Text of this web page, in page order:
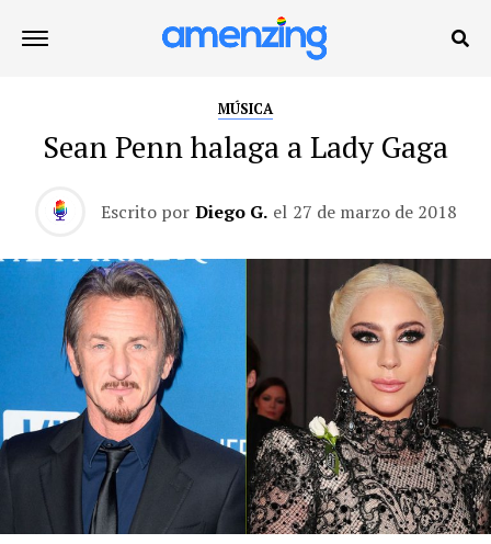
MÚSICA
Sean Penn halaga a Lady Gaga
Escrito por Diego G. el 27 de marzo de 2018